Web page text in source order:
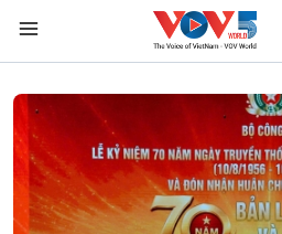
Menu trang chủ tiếng
menu phụ tiếng Đức